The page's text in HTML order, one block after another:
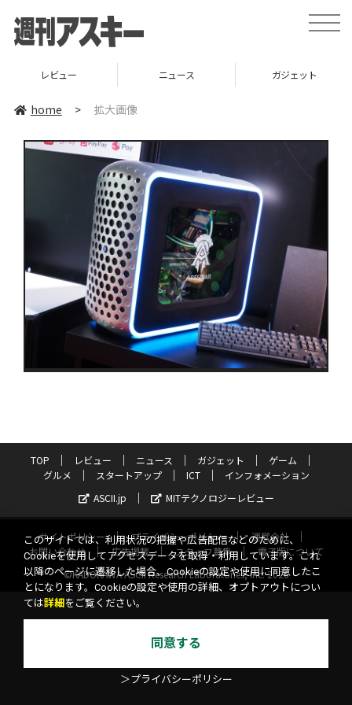
toggle
レビュー ニュース ガジェット
home > 拡大画像
TOP レビュー ニュース ガジェット
ゲーム
グルメ
スタートアップ ICT
インフォメーション
ASCII.jp
MITテクノロジーレビュー
サイトポリシー プライバシーポリシー
運営会社
お問い合わせ
広告掲載 スタッフ募集
電子版について
©KADOKAWA ASCII Research Laboratories, Inc. 2026
このサイトでは、利用状況の把握や広告配信などのために、
Cookieを使用してアクセスデータを取得・利用しています。これ
以降のページに遷移した場合、Cookieの設定や使用に同意したこ
とになります。Cookieの設定や使用の詳細、オプトアウトについ
ては詳細 をご覧ください。
同意する
＞プライバシーポリシー